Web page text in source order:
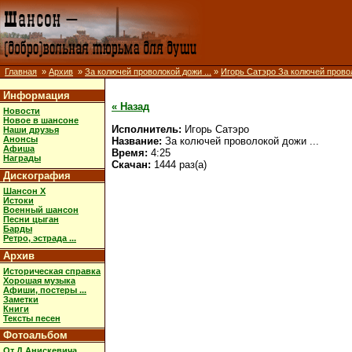
Главная » Архив » За колючей проволокой дожи ... » Игорь Сатэро За колючей
Информация
Новости
Новое в шансоне
Наши друзья
Анонсы
Афиша
Награды
Дискография
Шансон X
Истоки
Военный шансон
Песни цыган
Барды
Ретро, эстрада ...
Архив
Историческая справка
Хорошая музыка
Афиши, постеры ...
Заметки
Книги
Тексты песен
Фотоальбом
« Назад
Исполнитель: Игорь Сатэро
Название: За колючей проволокой дожи ...
Время: 4:25
Скачан: 1444 раз(а)